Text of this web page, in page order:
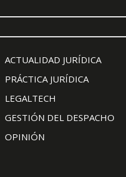
ACTUALIDAD JURÍDICA
PRÁCTICA JURÍDICA
LEGALTECH
GESTIÓN DEL DESPACHO
OPINIÓN